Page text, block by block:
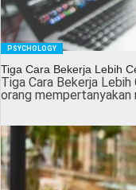
PSYCHOLOGY
Tiga Cara Bekerja Lebih
Tiga Cara Bekerja
orang mempertanyakan